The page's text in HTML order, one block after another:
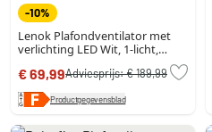
-10%
Lenok Plafondventilator met
verlichting LED Wit, 1-licht,
€ 69,99Adviesprijs:€ 189,99
Productgegevensblad